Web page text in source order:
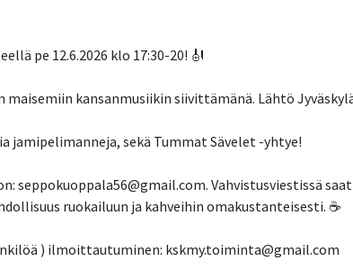
pe 12.6.2026 klo 17:30-20! 🎻
maisemiin kansanmusiikin siivittämänä. Lähtö
jamipelimanneja, sekä Tummat Sävelet -yhtye!
Vahvistusviestissä
ruokailuun ja kahveihin omakustanteisesti. ☕️
) ilmoittautuminen: kskmy.toiminta@gmail.com